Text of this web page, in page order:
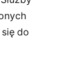
do